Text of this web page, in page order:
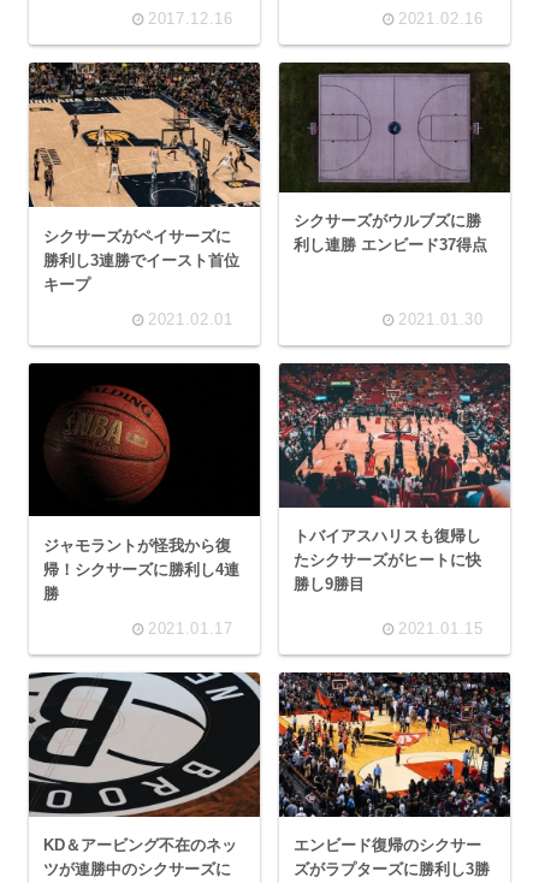
2017.12.16
2021.02.16
シクサーズがペイサーズに
勝利し3連勝でイースト首位
キープ
2021.02.01
シクサーズがウルブズに勝
利し連勝 エンビード37得点
2021.01.30
ジャモラントが怪我から復
帰！シクサーズに勝利し4連
勝
2021.01.17
トバイアスハリスも復帰し
たシクサーズがヒートに快
勝し9勝目
2021.01.15
KD＆アービング不在のネッ
ツが連勝中のシクサーズに
エンビード復帰のシクサー
ズがラプターズに勝利し3勝